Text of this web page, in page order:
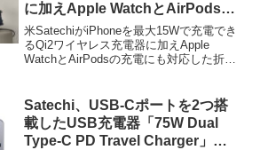
に加えApple WatchとAirPodsの
充電にも対応した折りたたみ式の
充電スタンド「Satechi 3-in-1
Foldable Qi2 Wireless Charging
米SatechiがiPhoneを最大15Wで充電でき
るQi2ワイヤレス充電器に加えApple
WatchとAirPodsの充電にも対応した折り
Satechi、USB-Cポートを2つ搭
載したUSB充電器「75W Dual
Type-C PD Travel Charger」や